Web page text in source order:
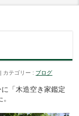
カテゴリー : ブログ
「木造空き家鑑定